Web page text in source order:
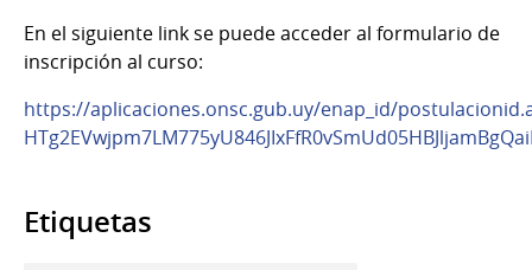
En el siguiente link se puede acceder al formulario de
inscripción al curso:
https://aplicaciones.onsc.gub.uy/enap_id/
Etiquetas